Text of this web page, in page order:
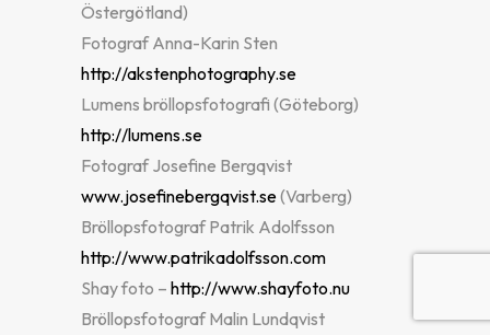
Östergötland)
Fotograf Anna-Karin Sten
http://akstenphotography.se
Lumens bröllopsfotografi (Göteborg)
http://lumens.se
Fotograf Josefine Bergqvist
www.josefinebergqvist.se(Varberg)
Bröllopsfotograf Patrik Adolfsson
http://www.patrikadolfsson.com
Shay foto – http://www.shayfoto.nu
Bröllopsfotograf Malin Lundqvist